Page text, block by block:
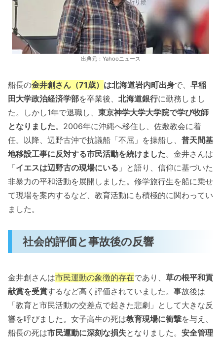
出典元：Yahooニュース
船長の金井創さん（71歳） は北海道岩内町出身で、 早稲
田大学政治経済学部を卒業後、 北海道銀行に勤務しまし
た。しかし1年で退職し、 東京神学大学大学院で学び牧師
となりました。2006年に沖縄へ移住し、佐敷教会に着
任。以降、辺野古沖で抗議船「不屈」を操船し、 普天間基
地移設工事に反対する市民活動を続けました。金井さんは
「イエスは辺野古の現場にいる 」と語り、信仰に基づいた
非暴力の平和活動を展開しました。修学旅行生を船に乗せ
て現場を案内するなど、教育活動にも積極的に関わってい
ました。
社会的評価と事故後の反響
金井創さんは市民運動の象徴的存在であり、 草の根平和貢
献賞を受賞するなど高く評価されていました。事故後は
「教育と市民活動の交差点で起きた悲劇」として大きな反
響を呼びました。女子高生の死は教育現場に衝撃を与え、
船長の死は市民運動に深刻な損失となりました。 安全管理